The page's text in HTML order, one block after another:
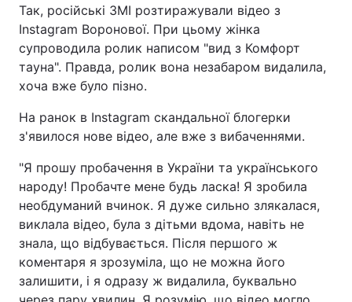
Так, російські ЗМІ розтиражували відео з
Instagram Воронової. При цьому жінка
супроводила ролик написом "вид з Комфорт
тауна". Правда, ролик вона незабаром видалила,
хоча вже було пізно.
На ранок в Instagram скандальної блогерки
з'явилося нове відео, але вже з вибаченнями.
"Я прошу пробачення в України та українського
народу! Пробачте мене будь ласка! Я зробила
необдуманий вчинок. Я дуже сильно злякалася,
виклала відео, була з дітьми вдома, навіть не
знала, що відбувається. Після першого ж
коментаря я зрозуміла, що не можна його
залишити, і я одразу ж видалила, буквально